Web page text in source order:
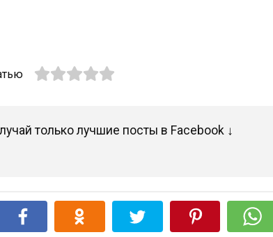
только лучшие посты в Facebook ↓